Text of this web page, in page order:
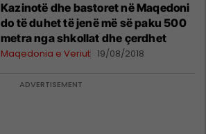
Kazinotë dhe bastoret në Maqedoni
do të duhet të jenë më së paku 500
metra nga shkollat dhe çerdhet
Maqedonia e Veriut 19/08/2018